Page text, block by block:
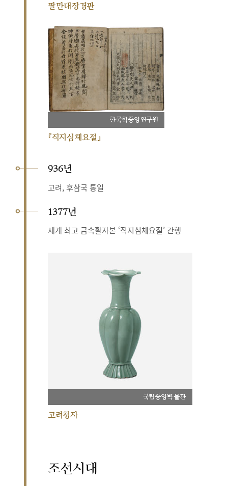
팔만대장경판
한국학중앙연구원
『직지심체요절』
936년
고려, 후삼국 통일
1377년
세계 최고 금속활자본 ‘직지심체요절’ 간행
국립중앙박물관
고려청자
조선시대